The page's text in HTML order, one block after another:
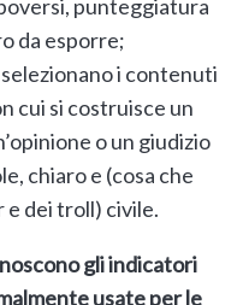
punteggiatura
da esporre;
selezionano i contenuti
cui si costruisce un
o un giudizio
chiaro e (cosa che
e dei troll) civile.
gli indicatori
usate per le